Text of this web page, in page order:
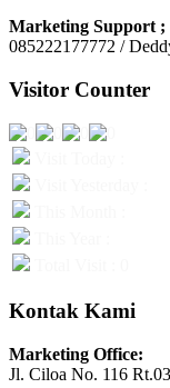
Marketing Support ;
085222177772 /
Visitor Counter
Kontak Kami
Marketing Office:
Jl. Ciloa No. 116